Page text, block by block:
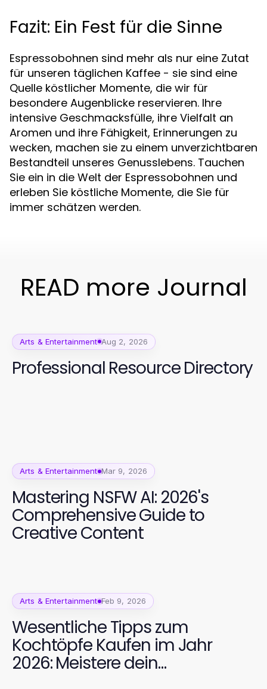
Fazit: Ein Fest für die Sinne
Espressobohnen sind mehr als nur eine Zutat
für unseren täglichen Kaffee - sie sind eine
Quelle köstlicher Momente, die wir für
besondere Augenblicke reservieren. Ihre
intensive Geschmacksfülle, ihre Vielfalt an
Aromen und ihre Fähigkeit, Erinnerungen zu
wecken, machen sie zu einem unverzichtbaren
Bestandteil unseres Genusslebens. Tauchen
Sie ein in die Welt der Espressobohnen und
erleben Sie köstliche Momente, die Sie für
immer schätzen werden.
READ more Journal
Arts & Entertainment Aug 2, 2026
Professional Resource Directory
Arts & Entertainment Mar 9, 2026
Mastering NSFW AI: 2026's
Comprehensive Guide to
Creative Content
Arts & Entertainment Feb 9, 2026
Wesentliche Tipps zum
Kochtöpfe Kaufen im Jahr
2026: Meistere dein